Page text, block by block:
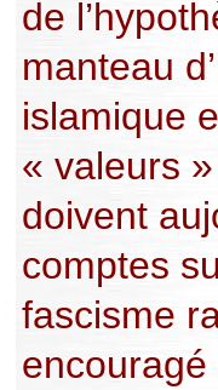
de
manteau
islamique
« valeurs
doivent
comptes
fascisme